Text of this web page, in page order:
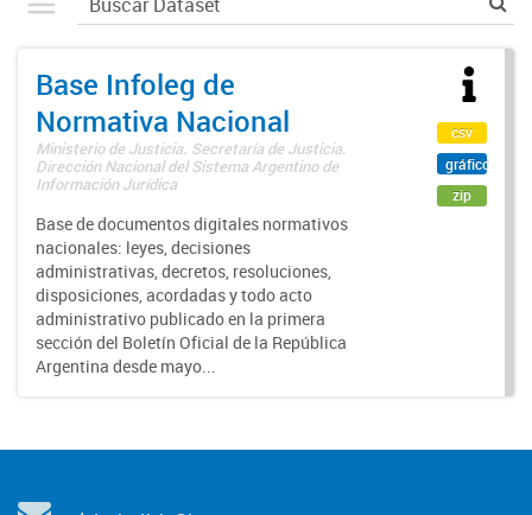
Base Infoleg de
Normativa Nacional
Ministerio de Justicia. Secretaría de Justicia.
Dirección Nacional del Sistema Argentino de
Información Jurídica
Base de documentos digitales normativos
nacionales: leyes, decisiones
administrativas, decretos, resoluciones,
disposiciones, acordadas y todo acto
administrativo publicado en la primera
sección del Boletín Oficial de la República
Argentina desde mayo...
csv
gráfico
zip